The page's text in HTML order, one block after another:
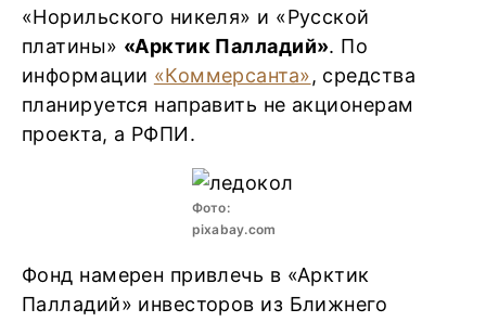
«Норильского никеля» и «Русской
платины» «Арктик Палладий». По
информации «Коммерсанта», средства
планируется направить не акционерам
проекта, а РФПИ.
Фото:
pixabay.com
Фонд намерен привлечь в «Арктик
Палладий» инвесторов из Ближнего